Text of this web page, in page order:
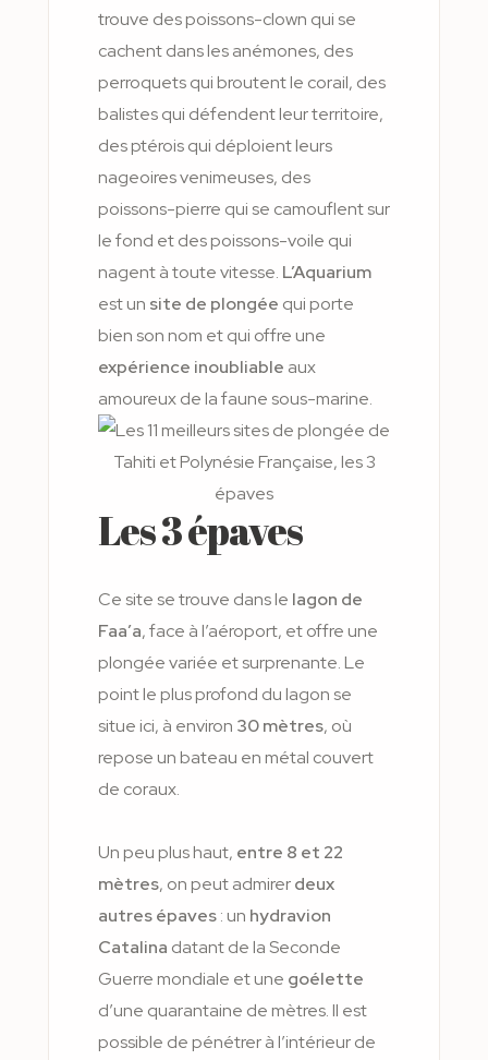
trouve des poissons-clown qui se
cachent dans les anémones, des
perroquets qui broutent le corail, des
balistes qui défendent leur territoire,
des ptérois qui déploient leurs
nageoires venimeuses, des
poissons-pierre qui se camouflent sur
le fond et des poissons-voile qui
nagent à toute vitesse. L’Aquarium
est un site de plongée qui porte
bien son nom et qui offre une
expérience inoubliable aux
amoureux de la faune sous-marine.
Les 3 épaves
Ce site se trouve dans le lagon de
Faa’a, face à l’aéroport, et offre une
plongée variée et surprenante. Le
point le plus profond du lagon se
situe ici, à environ 30 mètres, où
repose un bateau en métal couvert
de coraux.
Un peu plus haut, entre 8 et 22
mètres, on peut admirerdeux
autres épaves: un hydravion
Catalina datant de la Seconde
Guerre mondiale et une goélette
d’une quarantaine de mètres. Il est
possible de pénétrer à l’intérieur de